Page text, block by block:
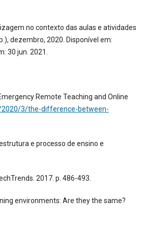
no contexto das aulas e atividades
dezembro, 2020. Disponível em:
30 jun. 2021.
Emergency Remote Teaching and Online
3/the-difference-between-
e processo de ensino e
2017. p. 486-493.
environments: Are they the same?